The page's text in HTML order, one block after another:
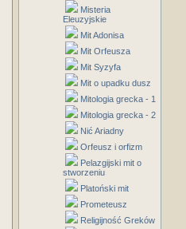
Misteria
Eleuzyjskie
Mit Adonisa
Mit Orfeusza
Mit Syzyfa
Mit o upadku dusz
Mitologia grecka - 1
Mitologia grecka - 2
Nić Ariadny
Orfeusz i orfizm
Pelazgijski mit o
stworzeniu
Platoński mit
Prometeusz
Religijność Greków